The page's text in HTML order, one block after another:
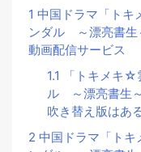
1 中国ドラマ「トキ
ンダル ～漂亮書生
動画配信サービス
1.1 「トキメキ☆
ル ～漂亮書生
吹き替え版はあ
2 中国ドラマ「ト